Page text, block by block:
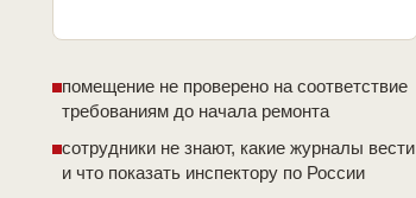
помещение не проверено на соответствие
требованиям до начала ремонта
сотрудники не знают, какие журналы вести
и что показать инспектору по России